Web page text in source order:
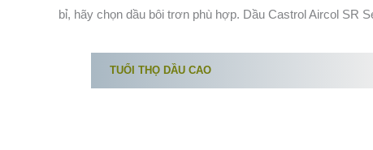
bỉ, hãy chọn dầu bôi trơn phù hợp. Dầu Castrol Aircol SR
TUỔI THỌ DẦU CAO